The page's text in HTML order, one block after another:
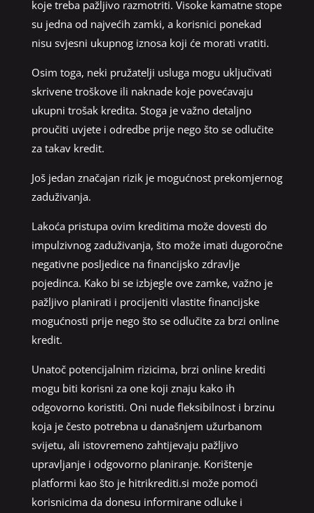
koje treba pažljivo razmotriti. Visoke kamatne stope
su jedna od najvećih zamki, a korisnici ponekad
nisu svjesni ukupnog iznosa koji će morati vratiti.
Osim toga, neki pružatelji usluga mogu uključivati
skrivene troškove ili naknade koje povećavaju
ukupni trošak kredita. Stoga je važno detaljno
proučiti uvjete i odredbe prije nego što se odlučite
za takav kredit.
Još jedan značajan rizik je mogućnost prekomjernog
zaduživanja.
Lakoća pristupa ovim kreditima može dovesti do
impulzivnog zaduživanja, što može imati dugoročne
negativne posljedice na financijsko zdravlje
pojedinca. Kako bi se izbjegle ove zamke, važno je
pažljivo planirati i procijeniti vlastite financijske
mogućnosti prije nego što se odlučite za brzi online
kredit.
Unatoč potencijalnim rizicima, brzi online krediti
mogu biti korisni za one koji znaju kako ih
odgovorno koristiti. Oni nude fleksibilnost i brzinu
koja je često potrebna u današnjem užurbanom
svijetu, ali istovremeno zahtijevaju pažljivo
upravljanje i odgovorno planiranje. Korištenje
platformi kao što je hitrikrediti.si može pomoći
korisnicima da donesu informirane odluke i